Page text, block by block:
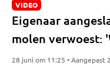
VIDEO
Eigenaar
molen verwoest:
28 juni om 11:25 • Aangepast